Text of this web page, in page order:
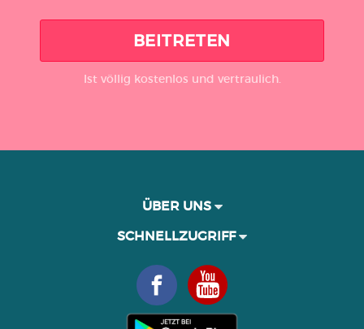
BEITRETEN
Ist völlig kostenlos und vertraulich.
ÜBER UNS
SCHNELLZUGRIFF